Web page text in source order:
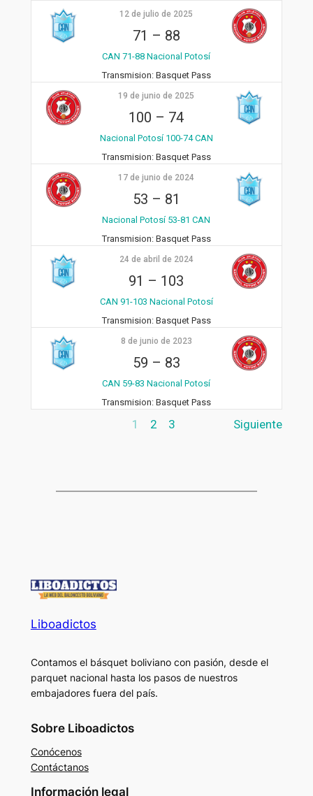
12 de julio de 2025
71 – 88
CAN 71-88 Nacional Potosí
Transmision:Basquet Pass
19 de junio de 2025
100 – 74
Nacional Potosí 100-74 CAN
Transmision:Basquet Pass
17 de junio de 2024
53 – 81
Nacional Potosí 53-81 CAN
Transmision:Basquet Pass
24 de abril de 2024
91 – 103
CAN 91-103 Nacional Potosí
Transmision:Basquet Pass
8 de junio de 2023
59 – 83
CAN 59-83 Nacional Potosí
Transmision:Basquet Pass
1 2 3 Siguiente
Liboadictos
Contamos el básquet boliviano con pasión, desde el
parquet nacional hasta los pasos de nuestros
embajadores fuera del país.
Sobre Liboadictos
Conócenos
Contáctanos
Información legal